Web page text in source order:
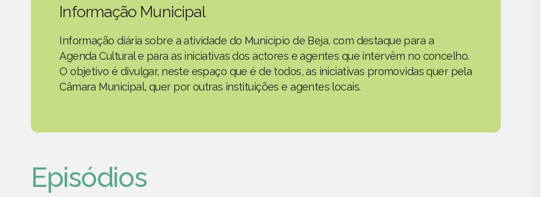
Informação Municipal
Informação diária sobre a atividade do Município de Beja, com destaque para a
Agenda Cultural e para as iniciativas dos actores e agentes que intervêm no concelho.
O objetivo é divulgar, neste espaço que é de todos, as iniciativas promovidas quer pela
Câmara Municipal, quer por outras instituições e agentes locais.
Episódios